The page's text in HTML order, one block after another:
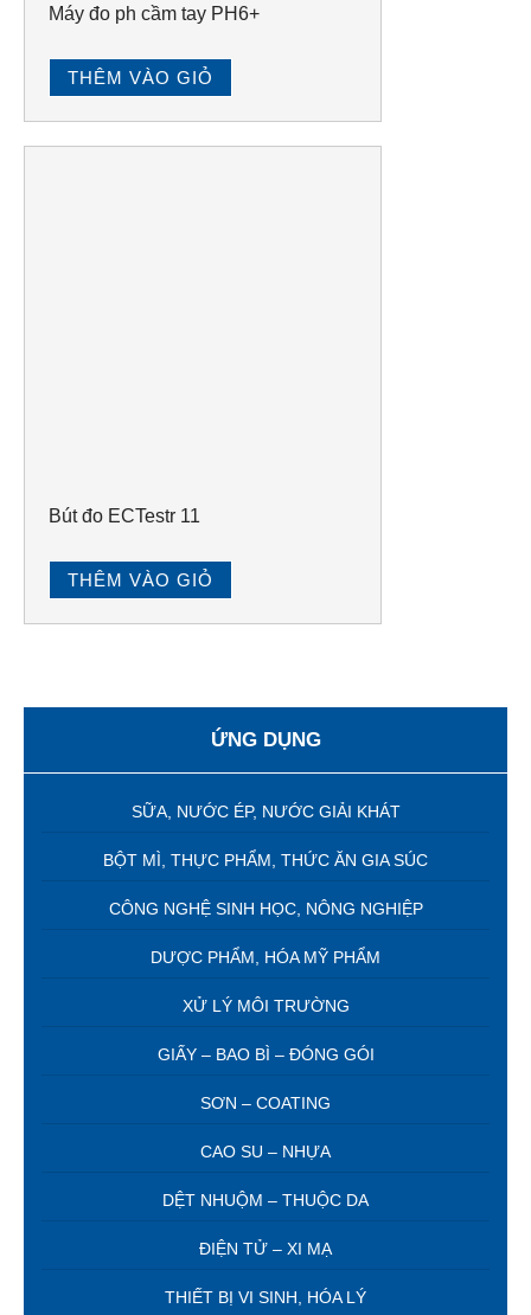
Máy đo ph cầm tay PH6+
THÊM VÀO GIỎ
Bút đo ECTestr 11
THÊM VÀO GIỎ
ỨNG DỤNG
SỮA, NƯỚC ÉP, NƯỚC GIẢI KHÁT
BỘT MÌ, THỰC PHẨM, THỨC ĂN GIA SÚC
CÔNG NGHỆ SINH HỌC, NÔNG NGHIỆP
DƯỢC PHẨM, HÓA MỸ PHẨM
XỬ LÝ MÔI TRƯỜNG
GIẤY – BAO BÌ – ĐÓNG GÓI
SƠN – COATING
CAO SU – NHỰA
DỆT NHUỘM – THUỘC DA
ĐIỆN TỬ – XI MẠ
THIẾT BỊ VI SINH, HÓA LÝ